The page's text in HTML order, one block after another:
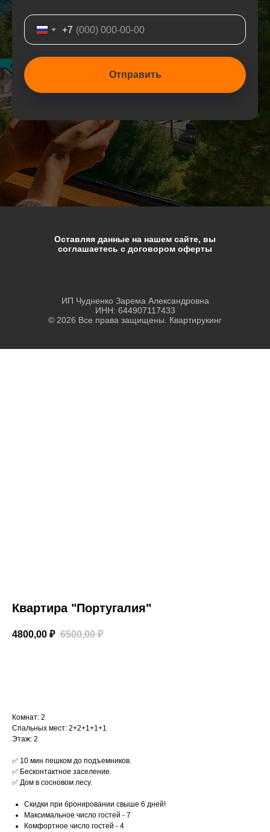
+7
Отправить
Оставляя данные на нашем сайте, вы
соглашаетесь с договором оферты
ИП Чудненко Зарема Александровна
ИНН: 644907117433
© 2026 Все права защищены. Квартирукинг
Квартира "Португалия"
4800,00 ₽ 6500,00 ₽
Комнат: 2
Спальных мест: 2+2+1+1+1
Этаж: 2
✅ 10 мин пешком до подъемников.
✅ Бесконтактное заселение.
✅ Дом в сосновом лесу.
Скидки при бронировании свыше 6 дней!
Максимальное число гостей - 7
Комфортное число гостей - 4